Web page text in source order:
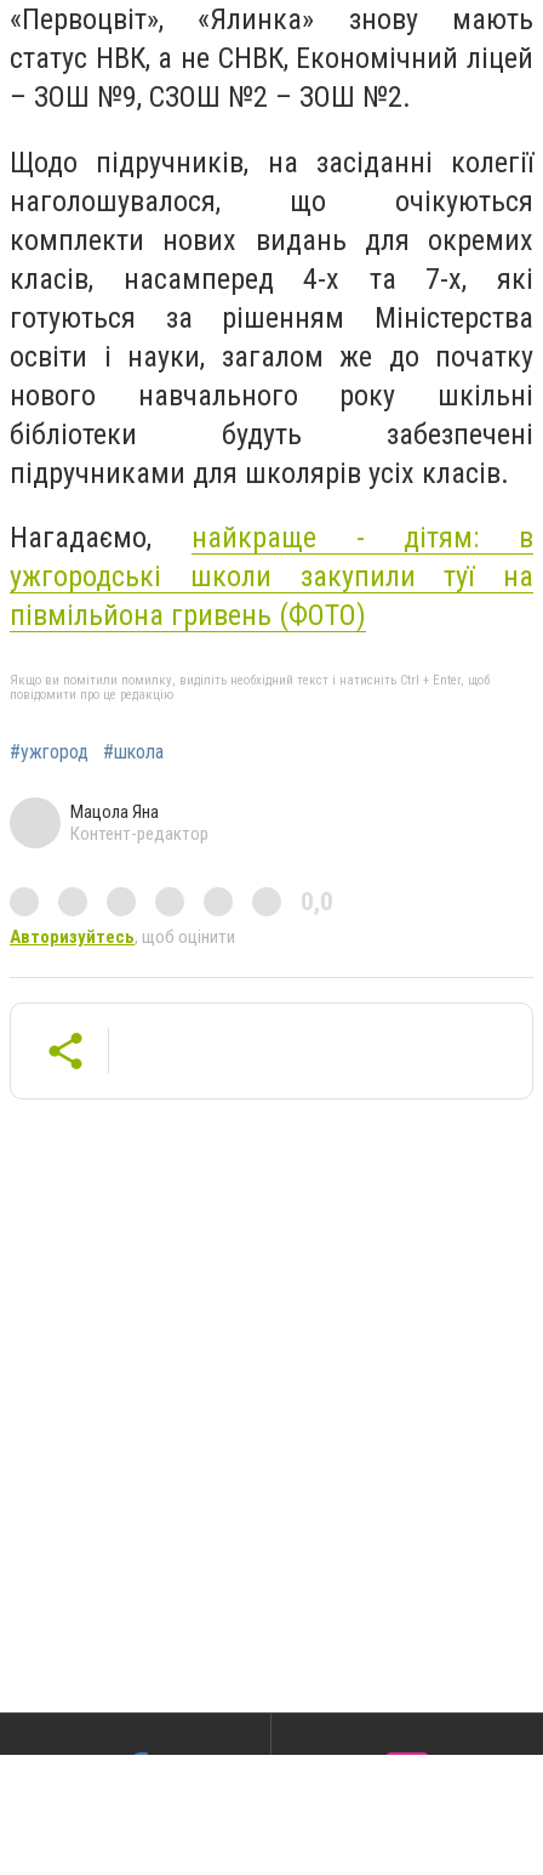
«Первоцвіт», «Ялинка» знову мають
статус НВК, а не СНВК, Економічний ліцей
– ЗОШ №9, СЗОШ №2 – ЗОШ №2.
Щодо підручників, на засіданні колегії
наголошувалося, що очікуються
комплекти нових видань для окремих
класів, насамперед 4-х та 7-х, які
готуються за рішенням Міністерства
освіти і науки, загалом же до початку
нового навчального року шкільні
бібліотеки будуть забезпечені
підручниками для школярів усіх класів.
Нагадаємо, найкраще - дітям: в
ужгородські школи закупили туї на
півмільйона гривень (ФОТО)
Якщо ви помітили помилку, виділіть необхідний текст і натисніть Ctrl + Enter, щоб
повідомити про це редакцію
#ужгород #школа
Мацола Яна
Контент-редактор
0,0
Авторизуйтесь, щоб оцінити